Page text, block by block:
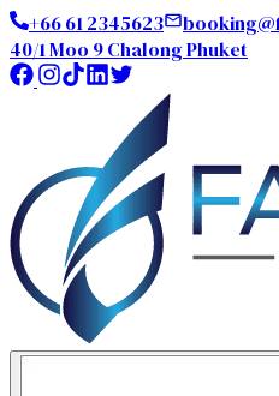
+66 61 2345623
40/1 Moo 9 Chalong Phuket